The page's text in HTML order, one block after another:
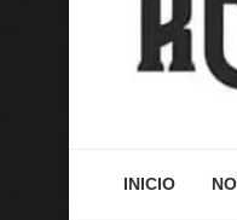
INICIO